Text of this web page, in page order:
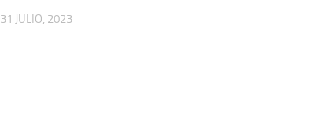
31 JULIO, 2023